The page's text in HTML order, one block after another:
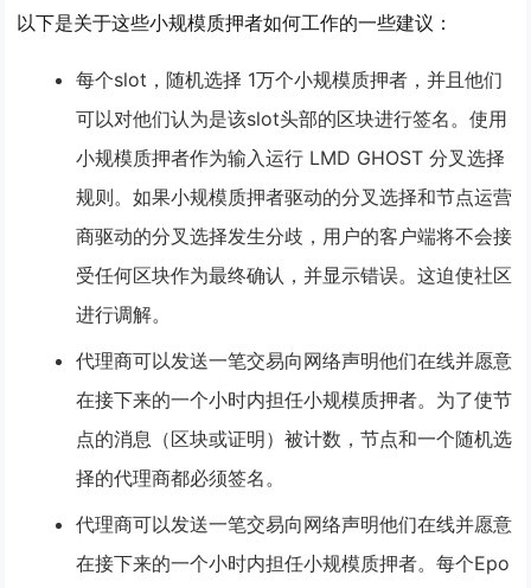
以下是关于这些小规模质押者如何工作的一些建议：
每个slot，随机选择 1万个小规模质押者，并且他们
可以对他们认为是该slot头部的区块进行签名。使用
小规模质押者作为输入运行 LMD GHOST 分叉选择
规则。如果小规模质押者驱动的分叉选择和节点运营
商驱动的分叉选择发生分歧，用户的客户端将不会接
受任何区块作为最终确认，并显示错误。这迫使社区
进行调解。
代理商可以发送一笔交易向网络声明他们在线并愿意
在接下来的一个小时内担任小规模质押者。为了使节
点的消息（区块或证明）被计数，节点和一个随机选
择的代理商都必须签名 。
代理商可以发送一笔交易向网络声明他们在线并愿意
在接下来的一个小时内担任小规模质押者。每个Epo